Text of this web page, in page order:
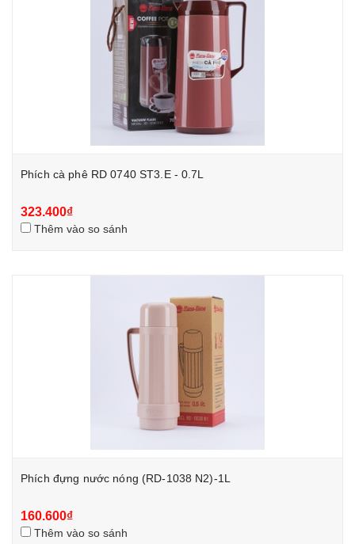
Phích cà phê RD 0740 ST3.E - 0.7L
323.400₫
Thêm vào so sánh
Phích đựng nước nóng (RD-1038 N2)-1L
160.600₫
Thêm vào so sánh